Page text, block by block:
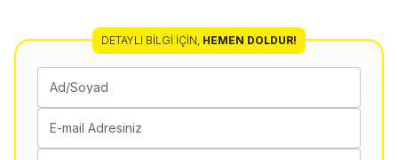
DETAYLI BILGI İÇIN, HEMEN DOLDUR!
Ad/Soyad
E-mail Adresiniz